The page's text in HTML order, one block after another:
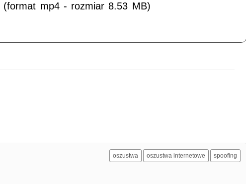
(format mp4 - rozmiar 8.53 MB)
oszustwa oszustwa internetowe spoofing